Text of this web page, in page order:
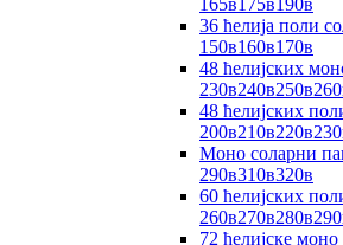
165в175в190в
36 ћелија поли
150в160в170в
48 ћелијских
48 ћелијских
Моно соларни
290в310в320в
60 ћелијских
72 ћелијске